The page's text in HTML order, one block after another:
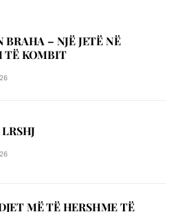
BRAHA – NJЁ JETЁ NЁ
TЁ KOMBIT
MË TË HERSHME TË